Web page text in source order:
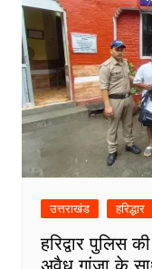
उत्तराखंड हरिद्धार
हरिद्वार पुलिस